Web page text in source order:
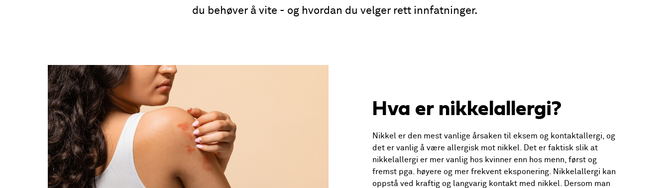
du behøver å vite - og hvordan du velger rett innfatninger.
Hva er nikkelallergi?
Nikkel er den mest vanlige årsaken til eksem og kontaktallergi, og
det er vanlig å være allergisk mot nikkel. Det er faktisk slik at
nikkelallergi er mer vanlig hos kvinner enn hos menn, først og
fremst pga. høyere og mer frekvent eksponering. Nikkelallergi kan
oppstå ved kraftig og langvarig kontakt med nikkel. Dersom man